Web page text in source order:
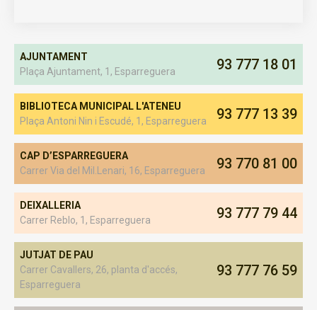
AJUNTAMENT
Plaça Ajuntament, 1, Esparreguera
93 777 18 01
BIBLIOTECA MUNICIPAL L'ATENEU
Plaça Antoni Nin i Escudé, 1, Esparreguera
93 777 13 39
CAP D’ESPARREGUERA
Carrer Via del Mil.Lenari, 16, Esparreguera
93 770 81 00
DEIXALLERIA
Carrer Reblo, 1, Esparreguera
93 777 79 44
JUTJAT DE PAU
Carrer Cavallers, 26, planta d'accés,
Esparreguera
93 777 76 59